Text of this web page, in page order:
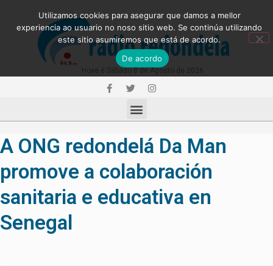
A ONG redondelá Da Man
promove a colaboración
sanitaria e educativa en
Senegal
Utilizamos cookies para asegurar que damos a mellor
experiencia ao usuario no noso sitio web. Se continúa utilizando
este sitio asumiremos que está de acordo.
De acordo